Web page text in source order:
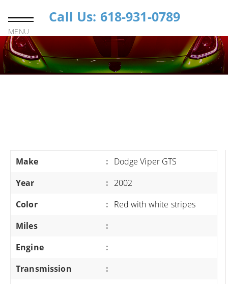
MENU
Call Us: 618-931-0789
Make : Dodge Viper GTS
Year
: 2002
Color
: Red with white stripes
Miles
:
Engine
:
Transmission
: